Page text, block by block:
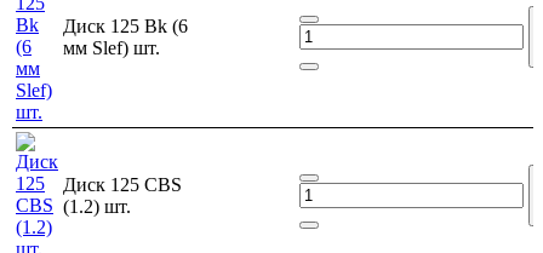
Диск 125 Bk (6
мм Slef) шт.
Диск 125 CBS
(1.2) шт.